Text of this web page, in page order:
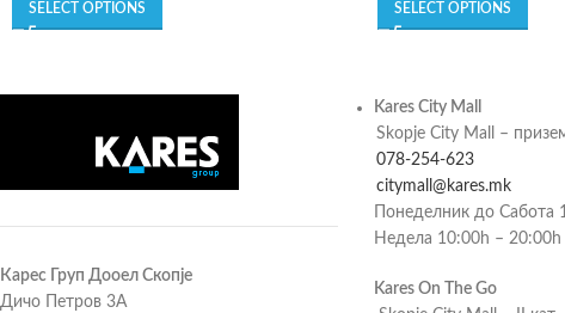
SELECT OPTIONS SELECT OPTIONS
Карес Груп Дооел Скопје
Дичо Петров 3А
Kares City Mall
Skopje City Mall –
078-254-623
citymall@kares.mk
Понеделник до Сабота
Недела 10:00h – 20:00h
Kares On The Go